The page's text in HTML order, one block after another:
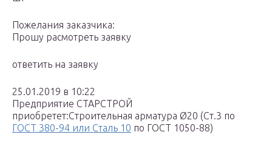
Пожелания заказчика:
Прошу расмотреть заявку
ответить на заявку
25.01.2019 в 10:22
Предприятие СТАРСТРОЙ
приобретет:Строительная арматура Ø20 (Ст.3 по
ГОСТ 380-94 или Сталь 10 по ГОСТ 1050-88)